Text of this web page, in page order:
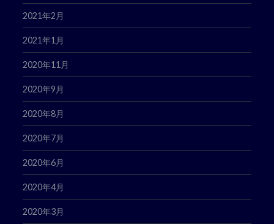
2021年2月
2021年1月
2020年11月
2020年9月
2020年8月
2020年7月
2020年6月
2020年4月
2020年3月